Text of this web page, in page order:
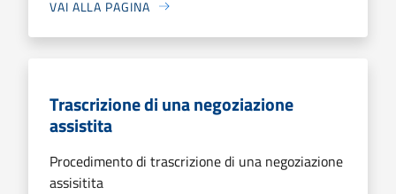
VAI ALLA PAGINA
Trascrizione di una negoziazione
assistita
Procedimento di trascrizione di una negoziazione
assisitita